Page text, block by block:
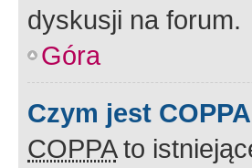
dyskusji na forum.
Góra
Czym jest
COPPAto